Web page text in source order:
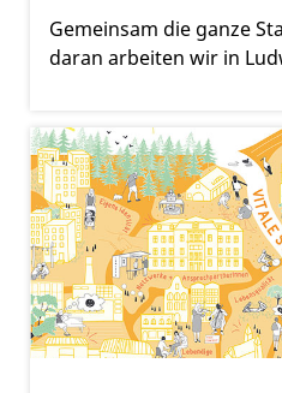
Gemeinsam die ganze
daran arbeiten wir in